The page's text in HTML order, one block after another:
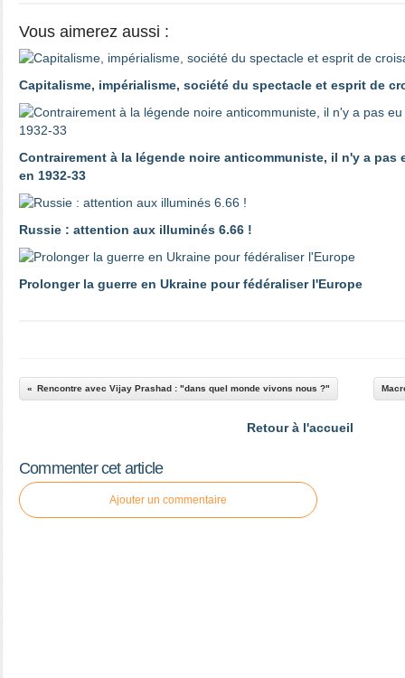
Vous aimerez aussi :
Capitalisme, impérialisme, société du spectacle et esprit de
Contrairement à la légende noire anticommuniste, il n'y a pas
en 1932-33
Russie : attention aux illuminés 6.66 !
Prolonger la guerre en Ukraine pour fédéraliser l'Europe
Rencontre avec Vijay Prashad : "dans quel monde vivons nous ?"
Retour à l'accueil
Commenter cet article
Ajouter un commentaire